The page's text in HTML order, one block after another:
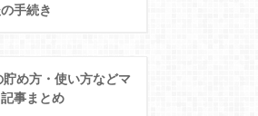
手続き
め方・使い方などマ
事まとめ